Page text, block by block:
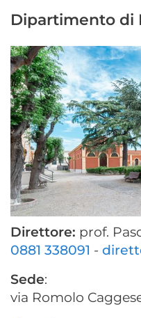
Dipartimento di
Direttore: prof.
0881 338091 -
Sede:
via Romolo